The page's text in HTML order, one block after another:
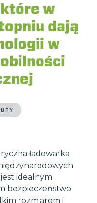
w
dają
w
ładowarka
idealnym
bezpieczeństwo
rozmiarom i